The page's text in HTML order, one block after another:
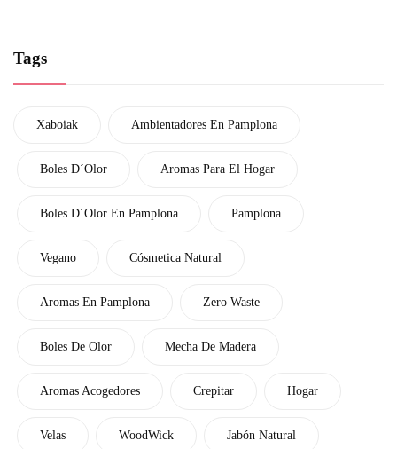
Tags
Xaboiak Ambientadores En Pamplona
Boles D´Olor Aromas Para El Hogar
Boles D´Olor En Pamplona Pamplona
Vegano Cósmetica Natural
Aromas En Pamplona Zero Waste
Boles De Olor Mecha De Madera
Aromas Acogedores Crepitar Hogar
Velas WoodWick Jabón Natural